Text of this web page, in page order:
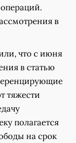
в
что с июня
в статью
тяжести
полагается
на срок